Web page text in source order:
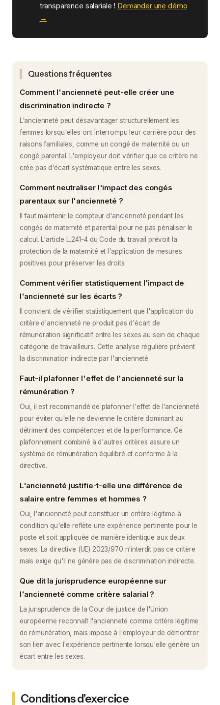
transparence salariale ! Demander une démo
→
Questions fréquentes
Comment l'ancienneté peut-elle créer une
discrimination indirecte ?
L'ancienneté peut désavantager structurellement les
femmes lorsqu'elles ont interrompu leur carrière pour des
raisons familiales, comme un congé de maternité ou un
congé parental. L'employeur doit vérifier que ce critère ne
crée pas d'écart systématique entre les sexes.
Comment neutraliser l'impact des congés
parentaux sur l'ancienneté ?
Il faut maintenir le compteur d'ancienneté pendant les
congés de maternité et parental pour ne pas pénaliser le
calcul. L'article L.241-4 du Code du travail prévoit la
protection de la maternité et l'application de mesures
positives pour préserver les droits.
Comment vérifier statistiquement l'impact de
l'ancienneté sur les écarts ?
Il convient de vérifier statistiquement que l'application du
critère d'ancienneté ne produit pas d'écart de
rémunération significatif entre les sexes au sein de chaque
catégorie de travailleurs. Cette analyse régulière prévient
la discrimination indirecte par l'ancienneté.
Faut-il plafonner l'effet de l'ancienneté sur la
rémunération ?
Oui, il est recommandé de plafonner l'effet de l'ancienneté
pour éviter qu'elle ne devienne le critère dominant au
détriment des compétences et de la performance. Ce
plafonnement combiné à d'autres critères assure un
système de rémunération équilibré et conforme à la
directive.
L'ancienneté justifie-t-elle une différence de
salaire entre femmes et hommes ?
Oui, l'ancienneté peut constituer un critère légitime à
condition qu'elle reflète une expérience pertinente pour le
poste et soit appliquée de manière identique aux deux
sexes. La directive (UE) 2023/970 n'interdit pas ce critère
mais exige qu'il ne génère pas de discrimination indirecte.
Que dit la jurisprudence européenne sur
l'ancienneté comme critère salarial ?
La jurisprudence de la Cour de justice de l'Union
européenne reconnaît l'ancienneté comme critère légitime
de rémunération, mais impose à l'employeur de démontrer
son lien avec l'expérience pertinente lorsqu'elle génère un
écart entre les sexes.
Conditions d’exercice